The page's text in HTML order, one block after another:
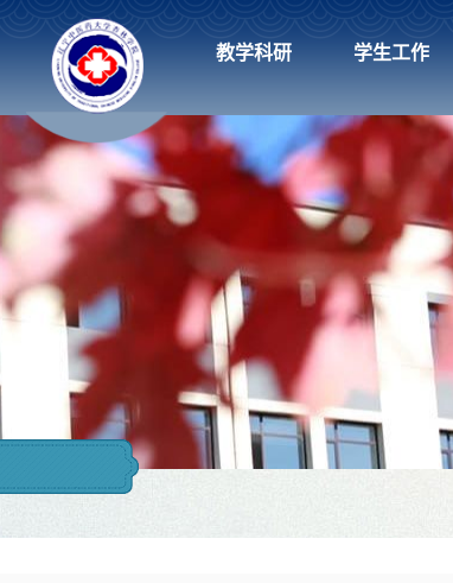
教学科研 学生工作